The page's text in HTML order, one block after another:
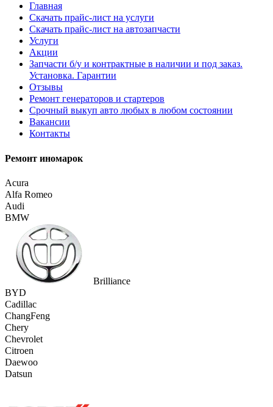
Главная
Скачать прайс-лист на услуги
Скачать прайс-лист на автозапчасти
Услуги
Акции
Запчасти б/у и контрактные в наличии и под заказ.
Установка. Гарантии
Отзывы
Ремонт генераторов и стартеров
Cрочный выкуп авто любых в любом состоянии
Вакансии
Контакты
Ремонт иномарок
Acura
Alfa Romeo
Audi
BMW
Brilliance
BYD
Cadillac
ChangFeng
Chery
Chevrolet
Citroen
Daewoo
Datsun